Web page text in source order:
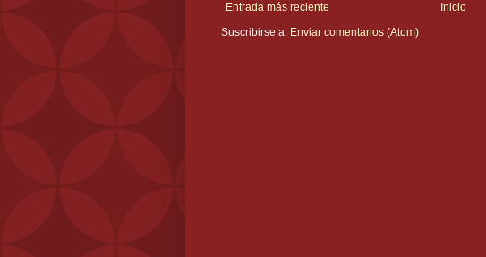
Entrada más reciente
Inicio
Suscribirse a: Enviar comentarios (Atom)